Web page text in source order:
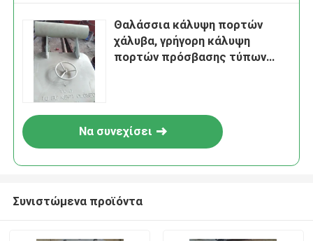
Θαλάσσια κάλυψη πορτών
χάλυβα, γρήγορη κάλυψη
πορτών πρόσβασης τύπων
Να συνεχίσει
Συνιστώμενα προϊόντα